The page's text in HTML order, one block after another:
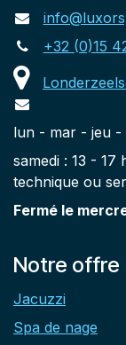
+32 (0)15
lun - mar - jeu -
samedi : 13 - 17
technique ou
Fermé le
Notre offre
Jacuzzi
Spa de nage